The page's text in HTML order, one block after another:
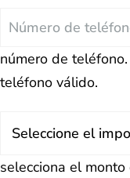
Teléfono
número de teléfono.
teléfono válido.
selecciona el